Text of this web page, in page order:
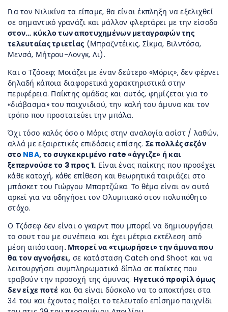
Για τον Νιλικίνα τα είπαμε, θα είναι έκπληξη να εξελιχθεί
σε σημαντικό γρανάζι και μάλλον φλερτάρει με την είσοδο
στον… κύκλο των αποτυχημένων μεταγραφών της
τελευταίας τριετίας (Μπραζντέικις, Σίκμα, Βιλντόσα,
Μενσά, Μήτρου-Λονγκ, Λι).
Και ο Τζόσεφ; Μοιάζει με έναν δεύτερο «Μόρις», δεν φέρνει
δηλαδή κάποια διαφορετικά χαρακτηριστικά στην
περιφέρεια. Παίκτης ομάδας και αυτός, φημίζεται για το
«διάβασμα» του παιχνιδιού, την καλή του άμυνα και τον
τρόπο που προστατεύει την μπάλα.
Όχι τόσο καλός όσο ο Μόρις στην αναλογία ασίστ / λαθών,
αλλά με εξαιρετικές επιδόσεις επίσης. Σε πολλές σεζόν
στο NBA, το συγκεκριμένο rate «άγγιζε» ή και
ξεπερνούσε το 3 προς 1. Είναι ένας παίκτης που προσέχει
κάθε κατοχή, κάθε επίθεση και θεωρητικά ταιριάζει στο
μπάσκετ του Γιώργου Μπαρτζώκα. Το θέμα είναι αν αυτό
αρκεί για να οδηγήσει τον Ολυμπιακό στον πολυπόθητο
στόχο.
Ο Τζόσεφ δεν είναι ο γκαρντ που μπορεί να δημιουργήσει
το σουτ του με συνέπεια και έχει μέτρια εκτέλεση από
μέση απόσταση. Μπορεί να «τιμωρήσει» την άμυνα που
θα τον αγνοήσει, σε κατάσταση Catch and Shoot και να
λειτουργήσει συμπληρωματικά δίπλα σε παίκτες που
τραβούν την προσοχή της άμυνας. Ηγετικό προφίλ όμως
δεν είχε ποτέ και θα είναι δύσκολο να το αποκτήσει στα
34 του και έχοντας παίξει το τελευταίο επίσημο παιχνίδι